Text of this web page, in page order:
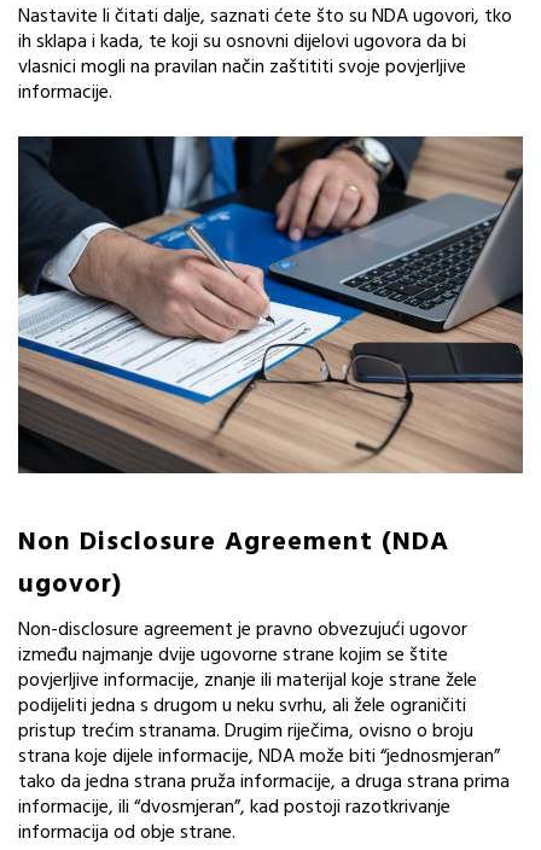
Nastavite li čitati dalje, saznati ćete što su NDA ugovori, tko
ih sklapa i kada, te koji su osnovni dijelovi ugovora da bi
vlasnici mogli na pravilan način zaštititi svoje povjerljive
informacije.
Non Disclosure Agreement (NDA
ugovor)
Non-disclosure agreement je pravno obvezujući ugovor
između najmanje dvije ugovorne strane kojim se štite
povjerljive informacije, znanje ili materijal koje strane žele
podijeliti jedna s drugom u neku svrhu, ali žele ograničiti
pristup trećim stranama. Drugim riječima, ovisno o broju
strana koje dijele informacije, NDA može biti “jednosmjeran”
tako da jedna strana pruža informacije, a druga strana prima
informacije, ili “dvosmjeran”, kad postoji razotkrivanje
informacija od obje strane.